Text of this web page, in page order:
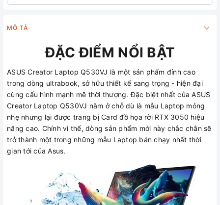
MÔ TẢ
ĐẶC ĐIỂM NỔI BẬT
ASUS Creator Laptop Q530VJ là một sản phẩm đỉnh cao
trong dòng ultrabook, sở hữu thiết kế sang trọng - hiện đại
cùng cấu hình mạnh mẽ thời thượng. Đặc biệt nhất của ASUS
Creator Laptop Q530VJ nằm ở chỗ dù là mẫu Laptop mỏng
nhẹ nhưng lại được trang bị Card đồ họa rời RTX 3050 hiệu
năng cao. Chính vì thế, dòng sản phẩm mới này chắc chắn sẽ
trở thành một trong những mẫu Laptop bán chạy nhất thời
gian tới của Asus.